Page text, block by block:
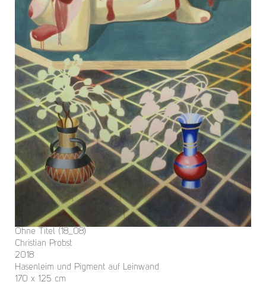
Ohne Titel (18_08)
Christian Probst
2018
Hasenleim und Pigment auf Leinwand
170 x 125 cm